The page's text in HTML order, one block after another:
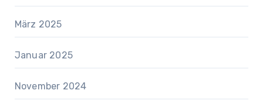
März 2025
Januar 2025
November 2024